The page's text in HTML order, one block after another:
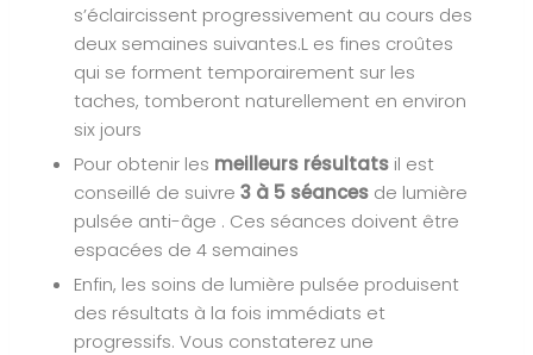
s’éclaircissent progressivement au cours des
deux semaines suivantes.L es fines croûtes
qui se forment temporairement sur les
taches, tomberont naturellement en environ
six jours
Pour obtenir les meilleurs résultats il est
conseillé de suivre 3 à 5 séances de lumière
pulsée anti-âge . Ces séances doivent être
espacées de 4 semaines
Enfin, les soins de lumière pulsée produisent
des résultats à la fois immédiats et
progressifs. Vous constaterez une